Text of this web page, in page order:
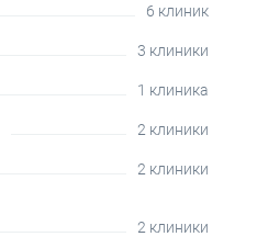
6 клиник
3 клиники
1 клиника
2 клиники
2 клиники
2 клиники